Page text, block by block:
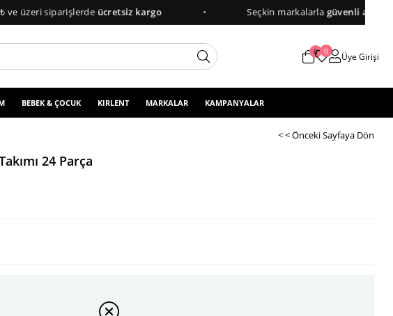
siparişlerdeücretsiz kargo Seçkin markalarlagüvenli alışveriş
0 0 Üye Girişi
BEBEK & ÇOCUK KIRLENT MARKALAR KAMPANYALAR
< < Önceki Sayfaya Dön
24 Parça